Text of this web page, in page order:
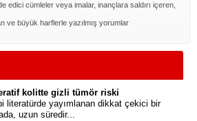
edici cümleler veya imalar, inançlara saldırı içeren,
ve büyük harflerle yazılmış yorumlar
kolitte gizli tümör riski
literatürde yayımlanan dikkat çekici bir
uzun süredir...